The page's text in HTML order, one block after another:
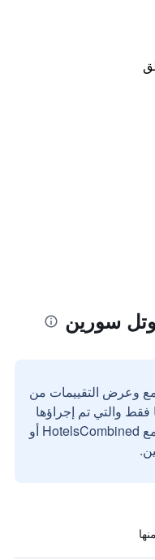
سورين
وعرض التقييمات من
فقط والتي تم إجراؤها
بواسطة مستخدمين حقيقيين مع HotelsCombined أو